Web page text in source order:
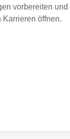
vorbereiten und
öffnen.